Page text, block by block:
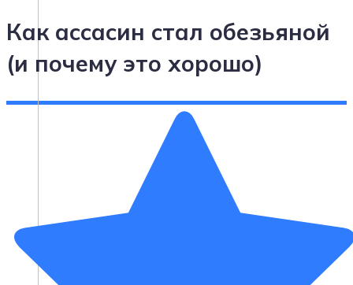
Как ассасин стал обезьяной
(и почему это хорошо)